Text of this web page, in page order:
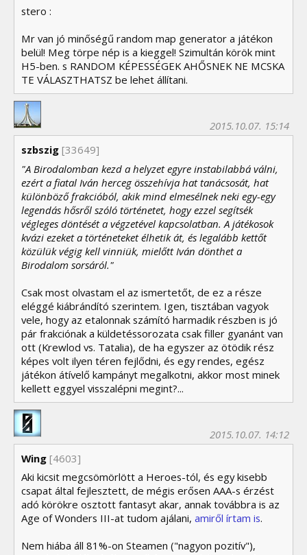
stero :
Mr van jó minőségű random map generator a játékon
belül! Meg törpe nép is a kieggel! Szimultán körök mint
H5-ben. s RANDOM KÉPESSÉGEK AHŐSNEK NE MCSKA
TE VÁLASZTHATSZ be lehet állítani.
szbszig
2015.10.07. 15:14
[33649]
"A Birodalomban kezd a helyzet egyre instabilabbá válni,
ezért a fiatal Iván herceg összehívja hat tanácsosát, hat
különböző frakcióból, akik mind elmesélnek neki egy-egy
legendás hősről szóló történetet, hogy ezzel segítsék
végleges döntését a végzetével kapcsolatban. A játékosok
kvázi ezeket a történeteket élhetik át, és legalább kettőt
közülük végig kell vinniük, mielőtt Iván dönthet a
Birodalom sorsáról."
Csak most olvastam el az ismertetőt, de ez a része
eléggé kiábrándító szerintem. Igen, tisztában vagyok
vele, hogy az etalonnak számító harmadik részben is jó
pár frakciónak a küldetéssorozata csak filler gyanánt van
ott (Krewlod vs. Tatalia), de ha egyszer az ötödik rész
képes volt ilyen téren fejlődni, és egy rendes, egész
játékon átívelő kampányt megalkotni, akkor most minek
kellett eggyel visszalépni megint?...
Wing
2015.10.07. 14:12
[4603]
Aki kicsit megcsömörlött a Heroes-tól, és egy kisebb
csapat által fejlesztett, de mégis erősen AAA-s érzést
adó körökre osztott fantasyt akar, annak továbbra is az
Age of Wonders III-at tudom ajálani, amiről írtam is.
Nem hiába áll 81%-on Steamen ("nagyon pozitív"),